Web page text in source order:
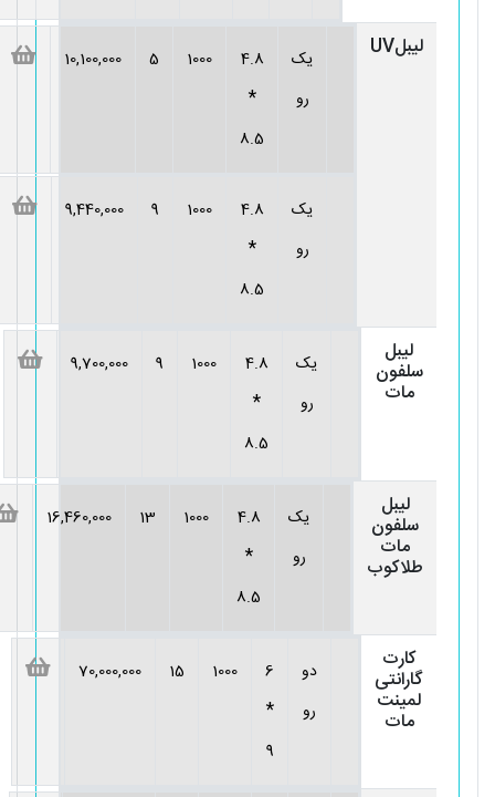
لیبلUV
یک
رو
4.8
*
8.5
1000
5
10,100,000
یک
رو
4.8
*
8.5
1000
9
9,440,000
لیبل
سلفون
مات
یک
رو
4.8
*
8.5
1000
9
9,700,000
لیبل
سلفون
مات
طلاکوب
یک
رو
4.8
*
8.5
1000
13
16,460,000
کارت
گارانتی
لمینت
مات
دو
رو
6
*
9
1000
15
70,000,000